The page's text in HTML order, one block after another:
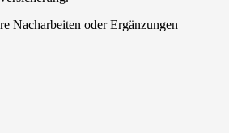
Nacharbeiten oder Ergänzungen